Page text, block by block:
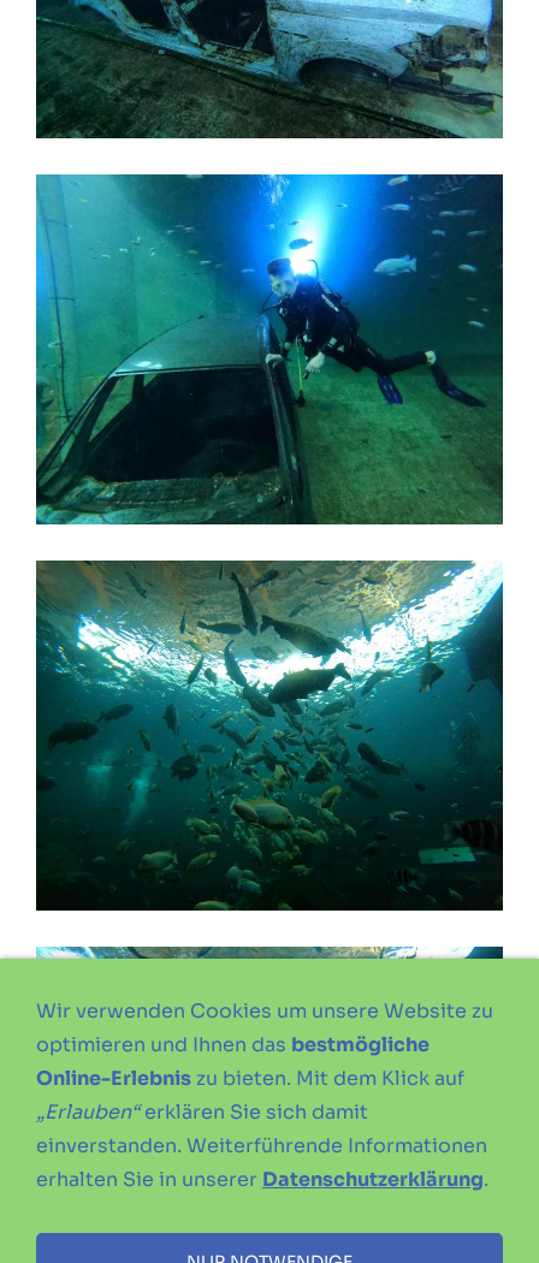
Wir verwenden Cookies um unsere Website zu
optimieren und Ihnen das bestmögliche
Online-Erlebnis zu bieten. Mit dem Klick auf
„Erlauben“erklären Sie sich damit
einverstanden. Weiterführende Informationen
erhalten Sie in unserer Datenschutzerklärung.